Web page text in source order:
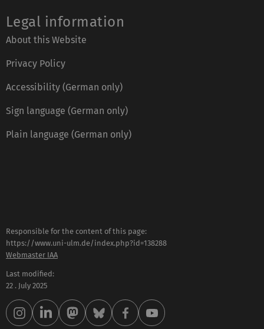
Legal information
About this Website
Privacy Policy
Accessibility (German only)
Sign language (German only)
Plain language (German only)
Responsible for the content of this page:
https://www.uni-ulm.de/index.php?id=138288
Webmaster IAA
Last modified:
22 . July 2025